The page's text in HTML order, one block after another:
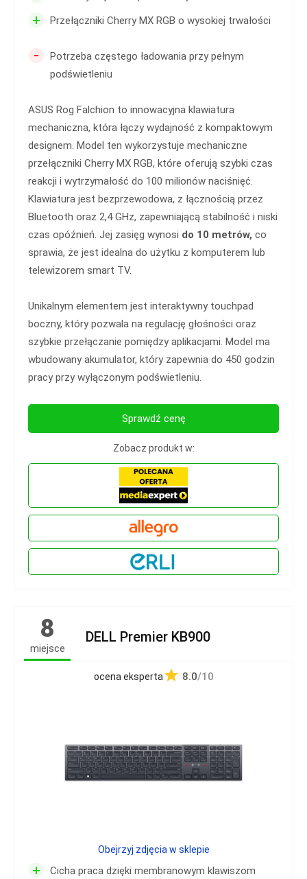
+ Przełączniki Cherry MX RGB o wysokiej trwałości
-
Potrzeba częstego ładowania przy pełnym
podświetleniu
ASUS Rog Falchion to innowacyjna klawiatura
mechaniczna, która łączy wydajność z kompaktowym
designem. Model ten wykorzystuje mechaniczne
przełączniki Cherry MX RGB, które oferują szybki czas
reakcji i wytrzymałość do 100 milionów naciśnięć.
Klawiatura jest bezprzewodowa, z łącznością przez
Bluetooth oraz 2,4 GHz, zapewniającą stabilność i niski
czas opóźnień. Jej zasięg wynosi do 10 metrów, co
sprawia, że jest idealna do użytku z komputerem lub
telewizorem smart TV.
Unikalnym elementem jest interaktywny touchpad
boczny, który pozwala na regulację głośności oraz
szybkie przełączanie pomiędzy aplikacjami. Model ma
wbudowany akumulator, który zapewnia do 450 godzin
pracy przy wyłączonym podświetleniu.
Sprawdź cenę
Zobacz produkt w:
8
miejsce
DELL Premier KB900
ocena eksperta 8.0/10
+ Cicha praca dzięki membranowym klawiszom
Obejrzyj zdjęcia w sklepie